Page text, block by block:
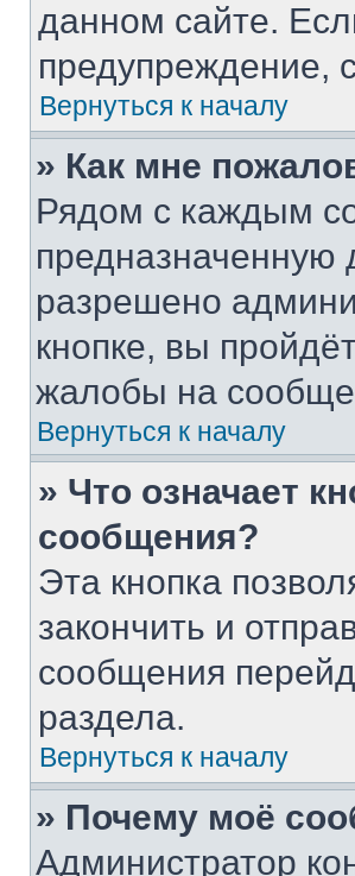
данном сайте.
предупреждение,
Вернуться к началу
» Как мне
Рядом с каждым
предназначенную
разрешено
кнопке, вы
жалобы на
Вернуться к началу
» Что означает
сообщения?
Эта кнопка
закончить и
сообщения
раздела.
Вернуться к началу
» Почему моё
Администратор